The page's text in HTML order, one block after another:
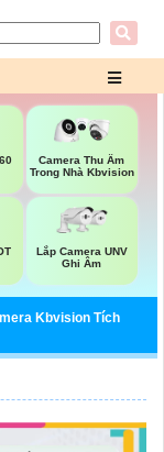
Camera Thu Âm
Trong Nhà Kbvision
Lắp Camera UNV
Ghi Âm
Kbvision Tích